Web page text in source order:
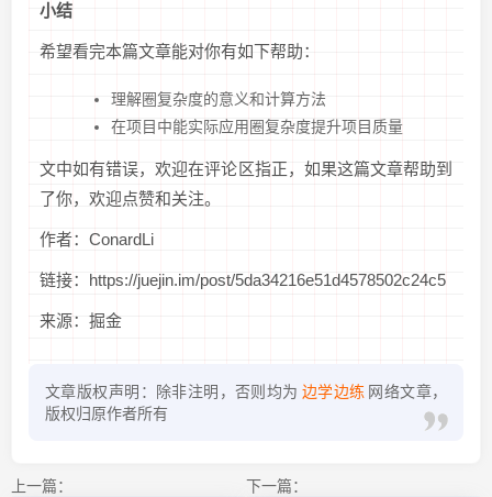
小结
希望看完本篇文章能对你有如下帮助：
理解圈复杂度的意义和计算方法
在项目中能实际应用圈复杂度提升项目质量
文中如有错误，欢迎在评论区指正，如果这篇文章帮助到
了你，欢迎点赞和关注。
作者：ConardLi
链接：https://juejin.im/post/5da34216e51d4578502c24c5
来源：掘金
文章版权声明：除非注明，否则均为 边学边练 网络文章，
版权归原作者所有
上一篇： 下一篇：